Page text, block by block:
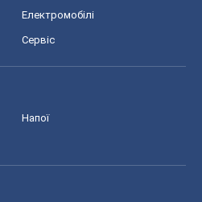
Електромобілі
Сервіс
Напої